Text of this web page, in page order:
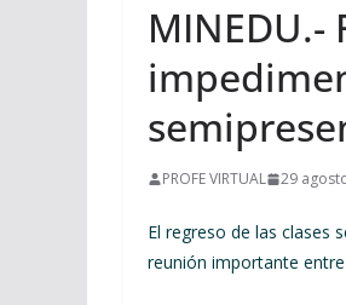
PROFE VIRTUAL 29
El regreso de las clases
reunión importante